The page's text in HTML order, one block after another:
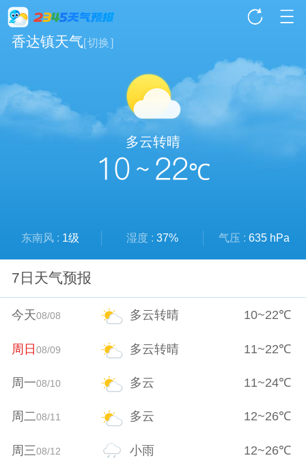
香达镇天气[切换]
多云转晴
10 ~ 22℃
东南风 : 1级 湿度 : 37% 气压 : 635 hPa
7日天气预报
今天08/08 多云转晴 10~22℃
周日08/09 多云转晴 11~22℃
周一08/10 多云 11~24℃
周二08/11 多云 12~26℃
周三08/12 小雨 12~26℃